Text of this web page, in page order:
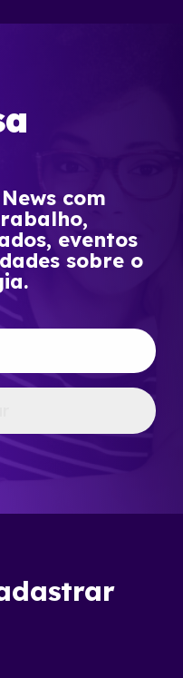
com
eventos
sobre o